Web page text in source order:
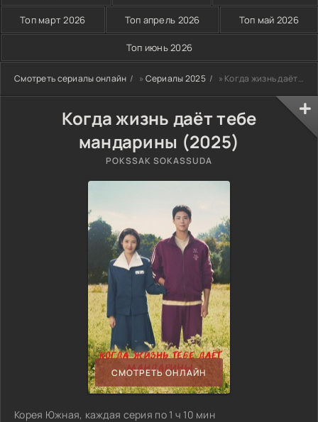
Топ март 2026 Топ апрель 2026 Топ май 2026
Топ июнь 2026
Смотреть сериалы онлайн » Сериалы 2025 » Когда жизнь даёт тебе мандарины (2025)
Когда жизнь даёт тебе
мандарины (2025)
POKSSAK SOKASSUDA
СМОТРЕТЬ ОНЛАЙН
Корея Южная, каждая серия по 1 ч 10 мин